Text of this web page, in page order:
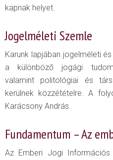
kapnak helyet.
Jogelméleti Szemle
Karunk lapjában jogelméleti
a különböző jogági
valamint politológiai és
kerülnek közzétételre. A
Karácsony András.
Fundamentum – Az
Az Emberi Jogi